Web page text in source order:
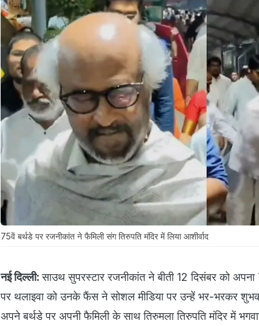
75वें बर्थडे पर रजनीकांत ने फैमिली संग तिरुपति मंदिर में लिया आशीर्वाद
नई दिल्ली: साउथ सुपरस्टार रजनीकांत ने बीती 12 दिसंबर को
पर थलाइवा को उनके फैंस ने सोशल मीडिया पर उन्हें भर-भरकर
अपने बर्थडे पर अपनी फैमिली के साथ तिरुमला तिरुपति मंदिर में